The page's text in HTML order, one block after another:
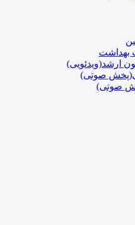
بهداشت
ارشد(ویدئویی)
صوتی)
صوتی)